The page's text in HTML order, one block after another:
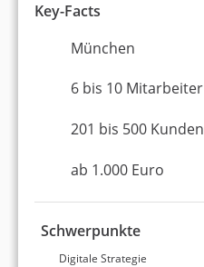
Key-Facts
München
6 bis 10 Mitarbeiter
201 bis 500 Kunden
ab 1.000 Euro
Schwerpunkte
Digitale Strategie